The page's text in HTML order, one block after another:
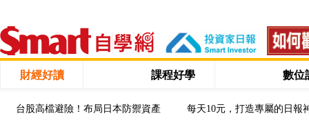
財經好讀 課程好學 數位
台股高檔避險！布局日本防禦資產 每天10元，打造專屬的日報